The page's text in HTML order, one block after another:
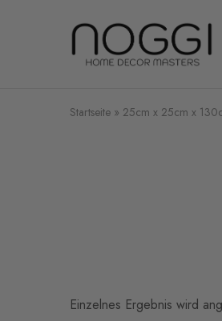
Experte
Metall
Startseite » 25cm x 25cm x
Einzelnes Ergebnis wird